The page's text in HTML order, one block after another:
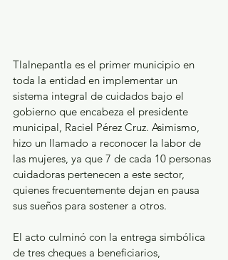
Tlalnepantla es el primer municipio en
toda la entidad en implementar un
sistema integral de cuidados bajo el
gobierno que encabeza el presidente
municipal, Raciel Pérez Cruz. Asimismo,
hizo un llamado a reconocer la labor de
las mujeres, ya que 7 de cada 10 personas
cuidadoras pertenecen a este sector,
quienes frecuentemente dejan en pausa
sus sueños para sostener a otros.
El acto culminó con la entrega simbólica
de tres cheques a beneficiarios,